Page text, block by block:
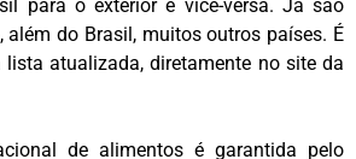
para o exterior e vice-versa. Já são
além do Brasil, muitos outros países. É
atualizada, diretamente no site da
de alimentos é garantida pelo